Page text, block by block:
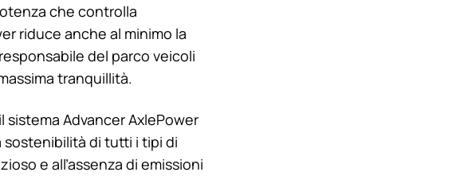
che controlla
riduce anche al minimo la
del parco veicoli
tranquillità.
sistema Advancer AxlePower
sostenibilità di tutti i tipi di
e all’assenza di emissioni